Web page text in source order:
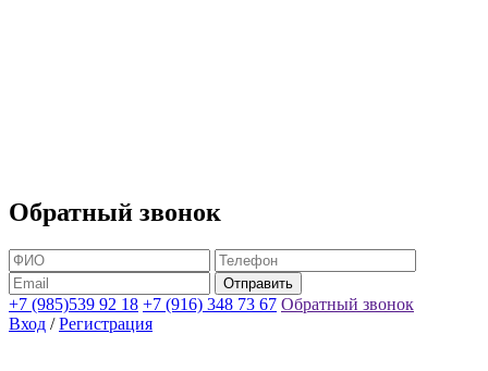
Обратный звонок
+7 (985)539 92 18 +7 (916) 348 73 67 Обратный звонок
Вход / Регистрация